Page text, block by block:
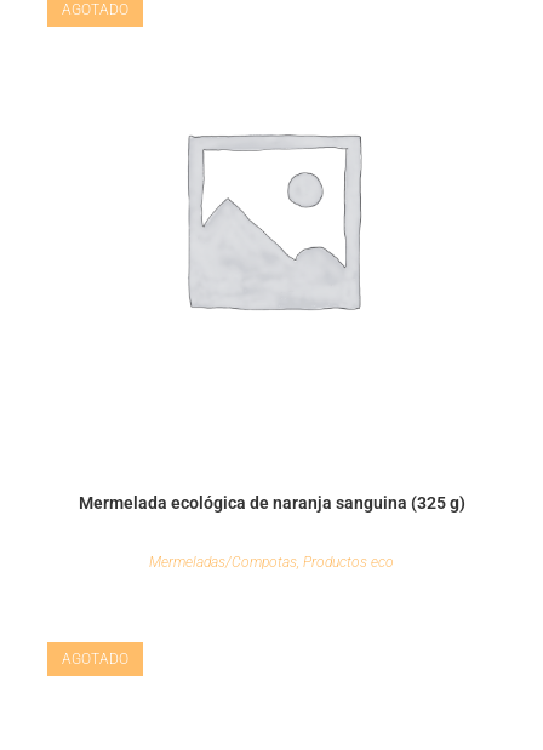
AGOTADO
Mermelada ecológica de naranja sanguina (325 g)
Mermeladas/Compotas, Productos eco
AGOTADO